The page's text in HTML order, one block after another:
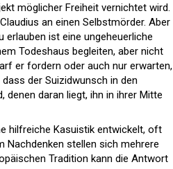
möglicher Freiheit vernichtet wird.
an einen Selbstmörder. Aber
ist eine ungeheuerliche
Todeshaus begleiten, aber nicht
er fordern oder auch nur erwarten,
der Suizidwunsch in den
denen daran liegt, ihn in ihrer Mitte
hilfreiche Kasuistik entwickelt, oft
Nachdenken stellen sich mehrere
Tradition kann die Antwort